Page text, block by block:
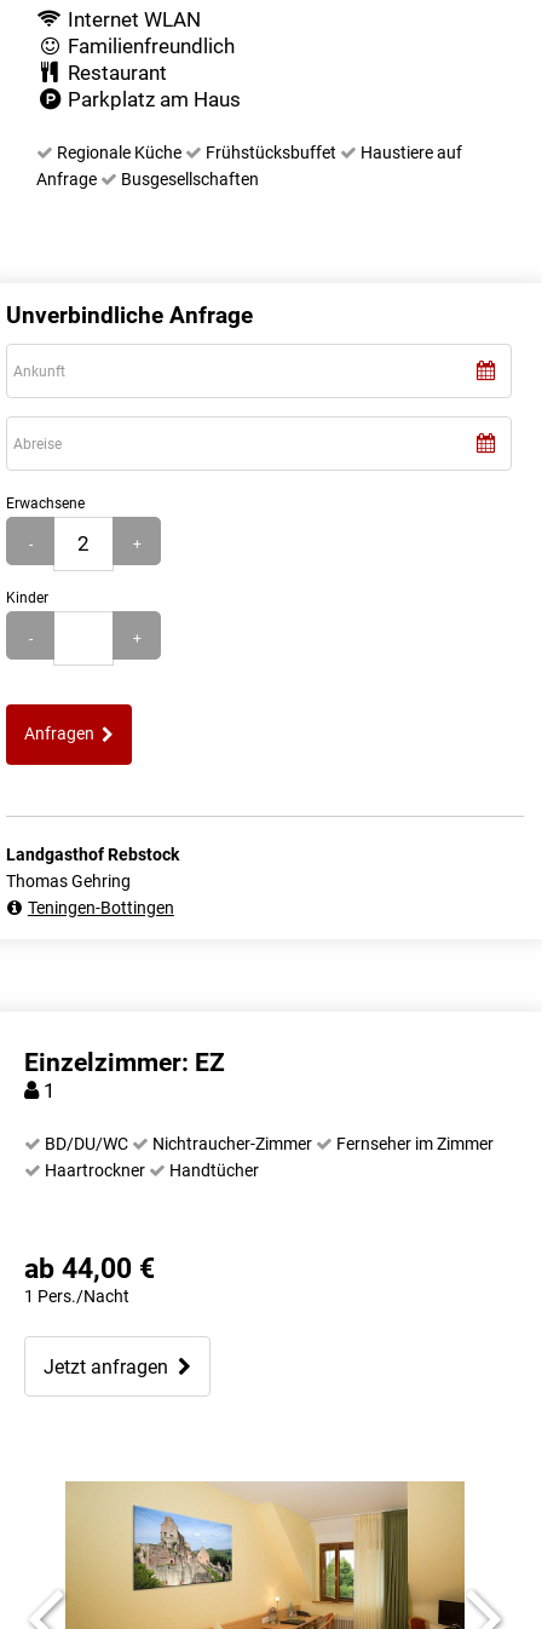
Internet WLAN
Familienfreundlich
Restaurant
Parkplatz am Haus
Regionale Küche Frühstücksbuffet
Haustiere auf
Anfrage
Busgesellschaften
Unverbindliche Anfrage
Erwachsene
- +
Kinder
- +
Anfragen
Landgasthof Rebstock
Thomas Gehring
Teningen-Bottingen
Einzelzimmer: EZ
1
BD/DU/WC Nichtraucher-Zimmer
Fernseher im Zimmer
Haartrockner
Handtücher
ab 44,00 €
1 Pers./Nacht
Jetzt anfragen